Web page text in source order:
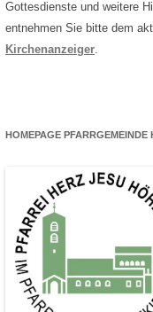
Gottesdienste und weitere
entnehmen Sie bitte dem
Kirchenanzeiger.
HOMEPAGE PFARRGEMEINDE